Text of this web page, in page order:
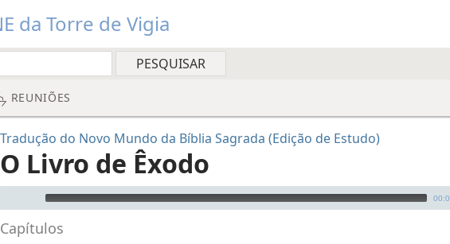
da Torre de Vigia
REUNIÕES
Tradução do Novo Mundo da Bíblia Sagrada (Edição de Estudo)
O Livro de Êxodo
Audio Player
Capítulos